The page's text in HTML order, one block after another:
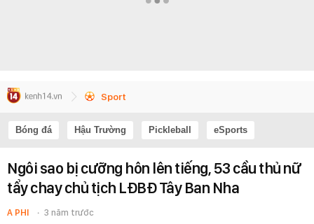
Sport
Bóng đá Hậu Trường Pickleball eSports
Ngôi sao bị cưỡng hôn lên tiếng, 53 cầu thủ nữ
tẩy chay chủ tịch LĐBĐ Tây Ban Nha
A PHI 3 năm trước